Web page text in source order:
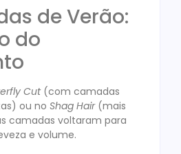
de Verão:
do
Cut(com camadas
ou no Shag Hair(mais
camadas voltaram para
e volume.